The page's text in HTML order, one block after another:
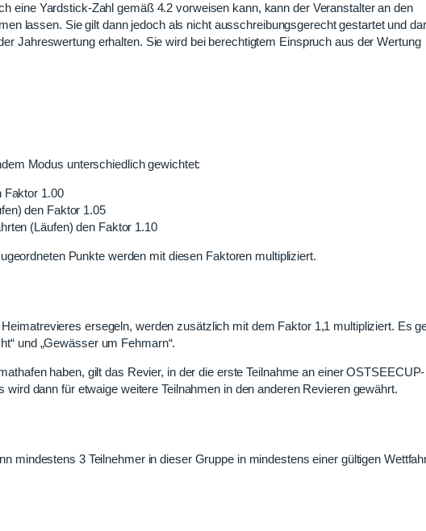
eine Yardstick-Zahl gemäß 4.2 vorweisen kann, kann der Veranstalter an den
lassen. Sie gilt dann jedoch als nicht ausschreibungsgerecht gestartet und
Jahreswertung erhalten. Sie wird bei berechtigtem Einspruch aus der Wertung
Modus unterschiedlich gewichtet:
Faktor 1.00
den Faktor 1.05
(Läufen) den Faktor 1.10
Punkte werden mit diesen Faktoren multipliziert.
ersegeln, werden zusätzlich mit dem Faktor 1,1 multipliziert. Es
und „Gewässer um Fehmarn“.
haben, gilt das Revier, in der die erste Teilnahme an einer OSTSEECUP-
dann für etwaige weitere Teilnahmen in den anderen Revieren gewährt.
mindestens 3 Teilnehmer in dieser Gruppe in mindestens einer gültigen